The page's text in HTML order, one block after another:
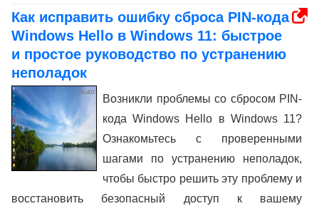
Как исправить ошибку сброса PIN-кода
Windows Hello в Windows 11: быстрое
и простое руководство по устранению
неполадок
Возникли проблемы со сбросом PIN-
кода Windows Hello в Windows 11?
Ознакомьтесь с проверенными
шагами по устранению неполадок,
чтобы быстро решить эту проблему и
восстановить безопасный доступ к вашему